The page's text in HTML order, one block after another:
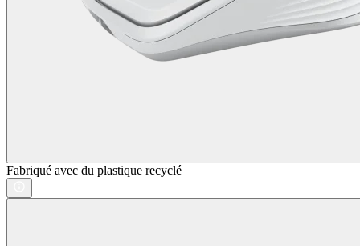
Fabriqué avec du plastique recyclé